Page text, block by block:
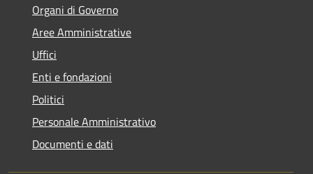
Organi di Governo
Aree Amministrative
Uffici
Enti e fondazioni
Politici
Personale Amministrativo
Documenti e dati